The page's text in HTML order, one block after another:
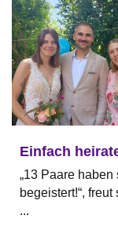
Einfach
„13 Paare
begeistert!“,
...